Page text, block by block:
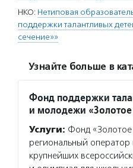
НКО: Нетиповая
поддержки талантливых
сечение»»
Узнайте больше в
Фонд поддержки
и молодежи «Золотое
Услуги: Фонд
региональный
крупнейших